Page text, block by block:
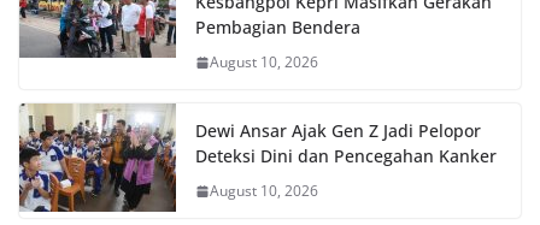
Pembagian Bendera
August 10, 2026
Dewi Ansar Ajak Gen Z Jadi Pelopor
Deteksi Dini dan Pencegahan Kanker
August 10, 2026